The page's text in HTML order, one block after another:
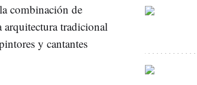
combinación de
arquitectura tradicional
y cantantes